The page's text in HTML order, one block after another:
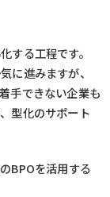
する工程です。
に進みますが、
手できない企業も
型化のサポート
BPOを活用する